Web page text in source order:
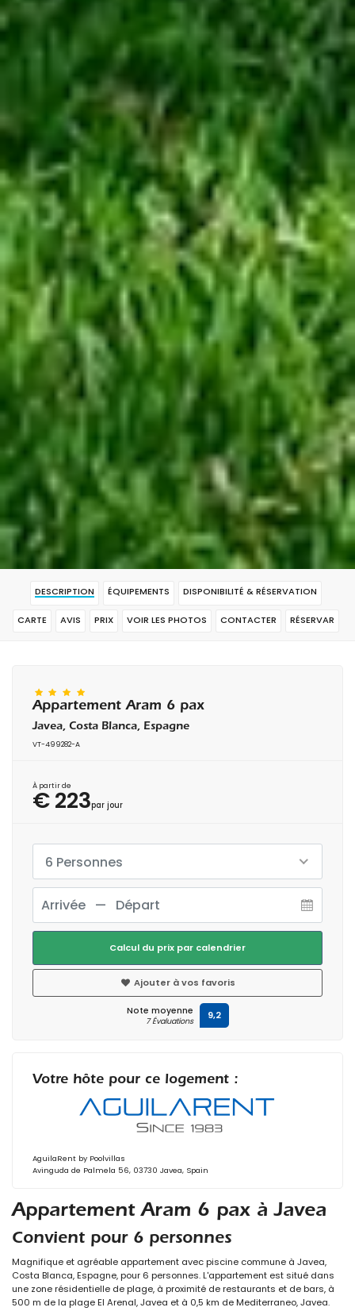
DESCRIPTION ÉQUIPEMENTS DISPONIBILITÉ & RÉSERVATION
CARTE AVIS PRIX VOIR LES PHOTOS CONTACTER RÉSERVAR
Appartement Aram 6 pax à Javea
Convient pour 6 personnes
Magnifique et agréable appartement avec piscine commune à Javea,
Costa Blanca, Espagne, pour 6 personnes. L'appartement est situé dans
une zone résidentielle de plage, à proximité de restaurants et de bars, à
500 m de la plage El Arenal, Javea et à 0,5 km de Mediterraneo, Javea.
Appartement Aram 6 pax
Javea, Costa Blanca, Espagne
VT-499282-A
À partir de
€ 223par jour
6 Personnes
Calcul du prix par calendrier
Ajouter à vos favoris
Note moyenne
7 Évaluations 9,2
Votre hôte pour ce logement :
AguilaRent by Poolvillas
Avinguda de Palmela 56, 03730 Javea, Spain